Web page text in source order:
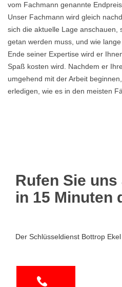
vom Fachmann genannte
Unser Fachmann wird gleich
sich die aktuelle Lage anschauen,
getan werden muss, und wie
Ende seiner Expertise wird er
Spaß kosten wird. Nachdem er
umgehend mit der Arbeit
erledigen, wie es in den meisten
Rufen Sie
in 15 Minuten
Der Schlüsseldienst Bottrop